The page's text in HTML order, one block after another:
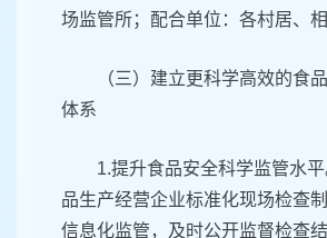
场监管所；配合单位：各村居、相
（三）建立更科学高效的食
体系
1.提升食品安全科学监管水
品生产经营企业标准化现场检查
信息化监管，及时公开监督检查